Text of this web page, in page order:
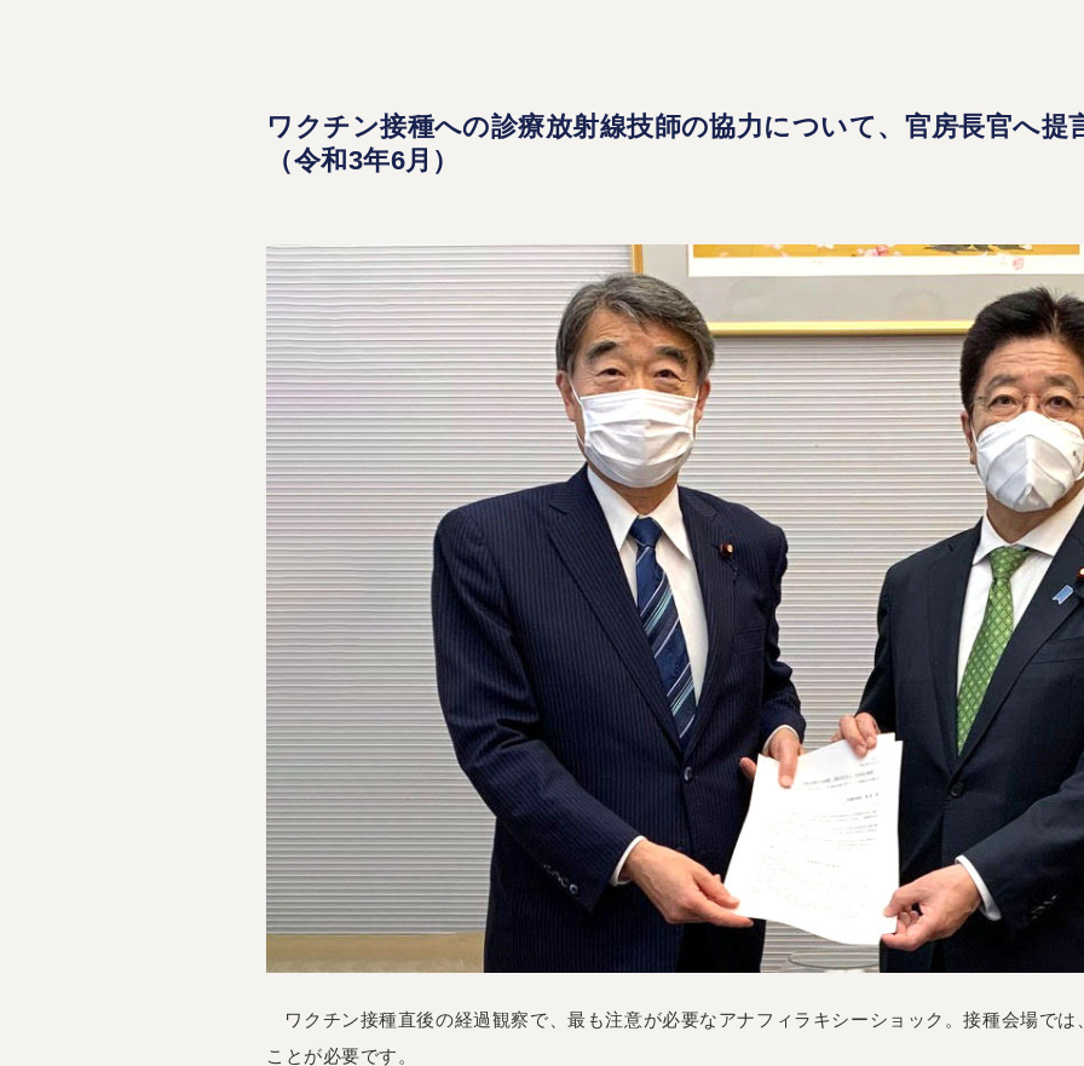
ワクチン接種への診療放射線技師の協力について、官房長官へ提
（令和3年6月）
ワクチン接種直後の経過観察で、最も注意が必要なアナフィラキシーショック。接種会場で
ことが必要です。